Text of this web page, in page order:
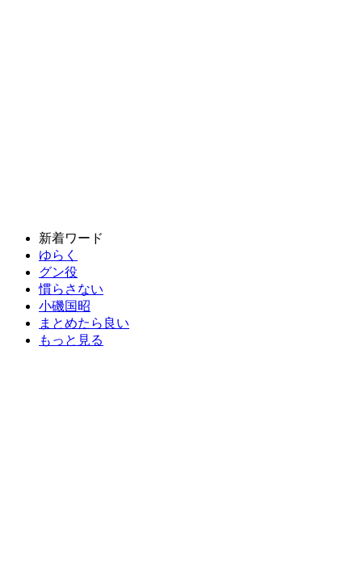
新着ワード
ゆらく
グン役
慣らさない
小磯国昭
まとめたら良い
もっと見る